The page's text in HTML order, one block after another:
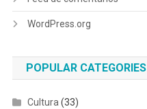
WordPress.org
POPULAR CATEGORIES
Cultura (33)